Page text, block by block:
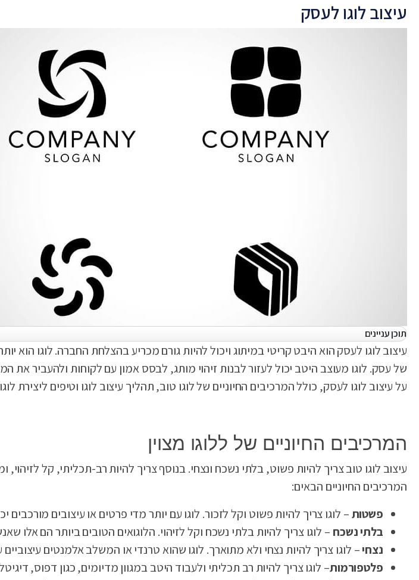
עיצוב לוגו לעסק
תוכן עניינים
עיצוב לוגו לעסק הוא היבט קריטי במיתוג ויכול להיות גורם מכריע בהצלחת החברה. לוגו הוא
של עסק. לוגו מעוצב היטב יכול לעזור לבנות זיהוי מותג, לבסס אמון עם לקוחות ולהעביר
על עיצוב לוגו לעסק, כולל המרכיבים החיוניים של לוגו טוב, תהליך עיצוב לוגו וטיפים ליצירת
המרכיבים החיוניים של ללוגו מצוין
עיצוב לוגו טוב צריך להיות פשוט, בלתי נשכח ונצחי. בנוסף צריך להיות רב-תכליתי, קל
המרכיבים החיוניים הבאים:
פשטות– לוגו צריך להיות פשוט וקל לזכור. לוגו עם יותר מדי פרטים או עיצובים
בלתי נשכח – לוגו צריך להיות בלתי נשכח וקל לזיהוי. הלוגואים הטובים ביותר הם אלו
נצחי– לוגו צריך להיות נצחי ולא מתוארך. לוגו שהוא טרנדי או המשלב אלמנטים
פלטפורמות– לוגו צריך להיות רב תכליתי ולעבוד היטב במגוון מדיומים, כגון דפוס,